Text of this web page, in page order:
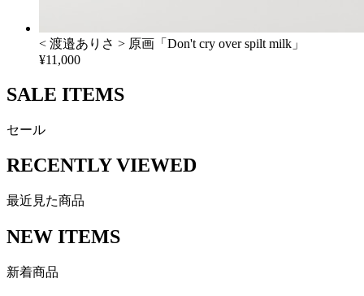
< 渡邉ありさ > 原画「Don't cry over spilt milk」
¥11,000
SALE ITEMS
セール
RECENTLY VIEWED
最近見た商品
NEW ITEMS
新着商品